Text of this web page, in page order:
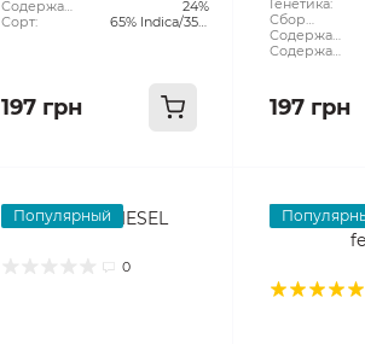
Cookies
CBD:
Содержание
ТГК:
24%
Сорт:
65% Indica/35%
197 грн
растения:
Генетика:
Сбор
Урожая:
Содержание
CBD:
Содержание
197 грн
Популярный
0